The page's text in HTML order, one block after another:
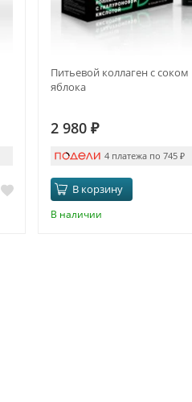
Питьевой коллаген с соком
яблока
2 980 ₽
4 платежа по 745₽
В корзину
В наличии